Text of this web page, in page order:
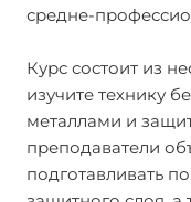
средне-
Курс состоит из
изучите технику
металлами и
преподаватели
подготавливать